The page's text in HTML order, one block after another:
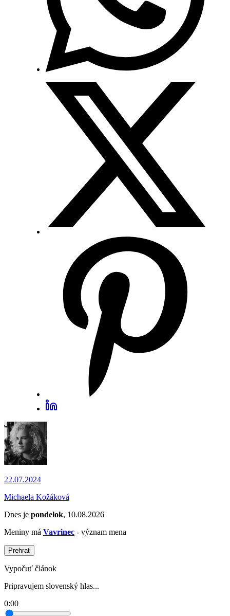
22.07.2024
Michaela Kožáková
Dnes je pondelok, 10.08.2026
Meniny má Vavrinec - význam mena
Prehrať
Vypočuť článok
Pripravujem slovenský hlas...
0:00